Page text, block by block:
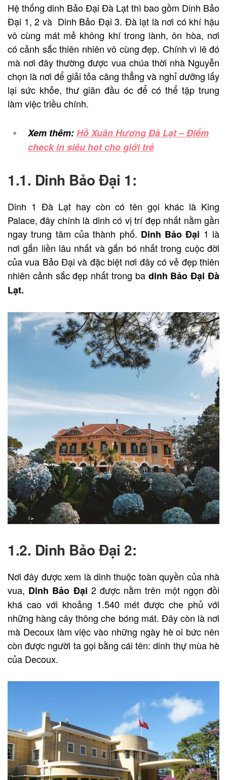
Hệ thống dinh Bảo Đại Đà Lạtthì bao gồm Dinh Bảo
Đại 1, 2 và Dinh Bảo Đại 3. Đà lạt là nơi có khí hậu
vô cùng mát mẻ không khí trong lành, ôn hòa, nơi
có cảnh sắc thiên nhiên vô cùng đẹp. Chính vì lẽ đó
mà nơi đây thường được vua chúa thời nhà Nguyễn
chọn là nơi để giải tỏa căng thẳng và nghỉ dưỡng lấy
lại sức khỏe, thư giãn đầu óc để có thể tập trung
làm việc triều chính.
Xem thêm:Hồ Xuân Hương Đà Lạt – Điểm
check in siêu hot cho giới trẻ
1.1. Dinh Bảo Đại 1:
Dinh 1 Đà Lạt hay còn có tên gọi khác là King
Palace, đây chính là dinh có vị trí đẹp nhất nằm gần
ngay trung tâm của thành phố. Dinh Bảo Đại 1 là
nơi gắn liền lâu nhất và gắn bó nhất trong cuộc đời
của vua Bảo Đại và đặc biệt nơi đây có vẻ đẹp thiên
nhiên cảnh sắc đẹp nhất trong ba dinh Bảo Đại Đà
Lạt.
1.2. Dinh Bảo Đại 2:
Nơi đây được xem là dinh thuộc toàn quyền của nhà
vua, Dinh Bảo Đại 2 được nằm trên một ngọn đồi
khá cao với khoảng 1.540 mét được che phủ với
những hàng cây thông che bóng mát. Đây còn là nơi
mà Decoux làm việc vào những ngày hè oi bức nên
còn được người ta gọi bằng cái tên: dinh thự mùa hè
của Decoux.